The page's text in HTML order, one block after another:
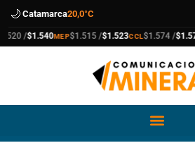
🌙 Catamarca20,0°C
/$1.540MEP
compra$1.515 /
venta $1.523CCL
compra$1.574 /
venta $1.576